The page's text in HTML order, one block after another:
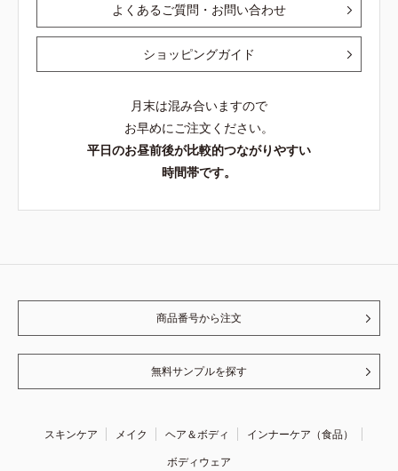
よくあるご質問・お問い合わせ
ショッピングガイド
月末は混み合いますので
お早めにご注文ください。
平日のお昼前後が比較的つながりやすい
時間帯です。
商品番号から注文
無料サンプルを探す
スキンケア メイク ヘア＆ボディ
インナーケア（食品）
ボディウェア